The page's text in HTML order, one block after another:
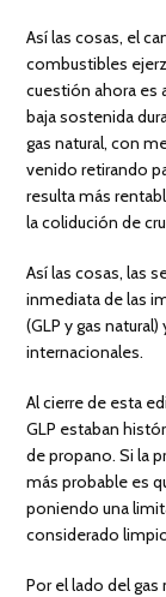
Así las cosas, el
combustibles
cuestión ahora es
baja sostenida
gas natural, con
venido retirando
resulta más
la colidución de
Así las cosas, las
inmediata de las
(GLP y gas
internacionales.
Al cierre de esta
GLP estaban
de propano. Si la
más probable es
poniendo una
considerado
Por el lado del